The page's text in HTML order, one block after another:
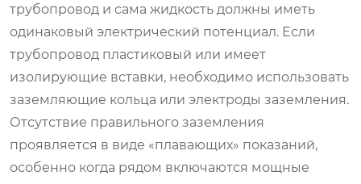
трубопровод и сама жидкость должны иметь
одинаковый электрический потенциал. Если
трубопровод пластиковый или имеет
изолирующие вставки, необходимо использовать
заземляющие кольца или электроды заземления.
Отсутствие правильного заземления
проявляется в виде «плавающих» показаний,
особенно когда рядом включаются мощные